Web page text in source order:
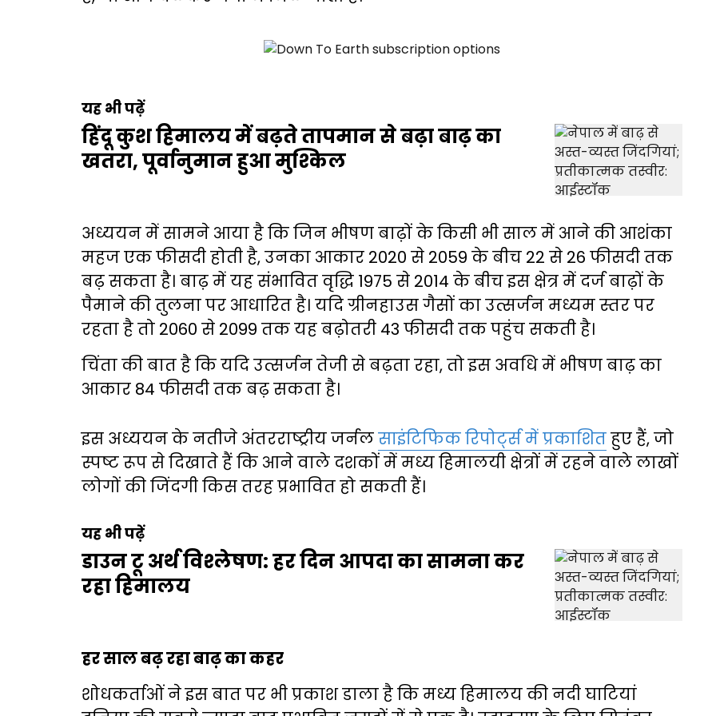
यह भी पढ़ें
हिंदू कुश हिमालय में बढ़ते तापमान से बढ़ा बाढ़ का
खतरा, पूर्वानुमान हुआ मुश्किल
अध्ययन में सामने आया है कि जिन भीषण बाढ़ों के किसी भी साल में आने की आशंका
महज एक फीसदी होती है, उनका आकार 2020 से 2059 के बीच 22 से 26 फीसदी तक
बढ़ सकता है। बाढ़ में यह संभावित वृद्धि 1975 से 2014 के बीच इस क्षेत्र में दर्ज बाढ़ों के
पैमाने की तुलना पर आधारित है। यदि ग्रीनहाउस गैसों का उत्सर्जन मध्यम स्तर पर
रहता है तो 2060 से 2099 तक यह बढ़ोतरी 43 फीसदी तक पहुंच सकती है।
चिंता की बात है कि यदि उत्सर्जन तेजी से बढ़ता रहा, तो इस अवधि में भीषण बाढ़ का
आकार 84 फीसदी तक बढ़ सकता है।
इस अध्ययन के नतीजे अंतरराष्ट्रीय जर्नलसाइंटिफिक रिपोर्ट्स में प्रकाशितहुए हैं, जो
स्पष्ट रूप से दिखाते हैं कि आने वाले दशकों में मध्य हिमालयी क्षेत्रों में रहने वाले लाखों
लोगों की जिंदगी किस तरह प्रभावित हो सकती हैं।
यह भी पढ़ें
डाउन टू अर्थ विश्लेषण: हर दिन आपदा का सामना कर
रहा हिमालय
हर साल बढ़ रहा बाढ़ का कहर
शोधकर्ताओं ने इस बात पर भी प्रकाश डाला है कि मध्य हिमालय की नदी घाटियां